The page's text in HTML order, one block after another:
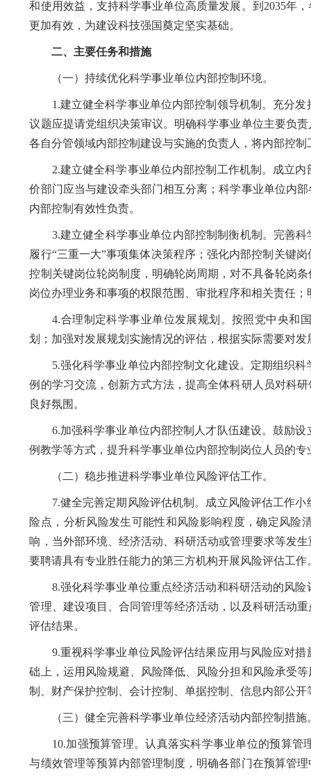
和使用效益，支持科学事业单位高质量发展。到2035年
更加有效，为建设科技强国奠定坚实基础。
二、主要任务和措施
（一）持续优化科学事业单位内部控制环境。
1.建立健全科学事业单位内部控制领导机制。充分发
议题应提请党组织决策审议。明确科学事业单位主要负
各自分管领域内部控制建设与实施的负责人，将内部控
2.建立健全科学事业单位内部控制工作机制。成立内
价部门应当与建设牵头部门相互分离；科学事业单位内
内部控制有效性负责。
3.建立健全科学事业单位内部控制制衡机制。完善科
履行“三重一大”事项集体决策程序；强化内部控制关键
控制关键岗位轮岗制度，明确轮岗周期，对不具备轮岗
岗位办理业务和事项的权限范围、审批程序和相关责任
4.合理制定科学事业单位发展规划。按照党中央和国
划；加强对发展规划实施情况的评估，根据实际需要对
5.强化科学事业单位内部控制文化建设。定期组织科
例的学习交流，创新方式方法，提高全体科研人员对科
良好氛围。
6.加强科学事业单位内部控制人才队伍建设。鼓励设
例教学等方式，提升科学事业单位内部控制岗位人员的
（二）稳步推进科学事业单位风险评估工作。
7.健全完善定期风险评估机制。成立风险评估工作小
险点，分析风险发生可能性和风险影响程度，确定风险
响，当外部环境、经济活动、科研活动或管理要求等发
要聘请具有专业胜任能力的第三方机构开展风险评估工作
8.强化科学事业单位重点经济活动和科研活动的风险
管理、建设项目、合同管理等经济活动，以及科研活动
评估结果。
9.重视科学事业单位风险评估结果应用与风险应对措
础上，运用风险规避、风险降低、风险分担和风险承受
制、财产保护控制、会计控制、单据控制、信息内部公
（三）健全完善科学事业单位经济活动内部控制措施
10.加强预算管理。认真落实科学事业单位的预算管
与绩效管理等预算内部管理制度，明确各部门在预算管